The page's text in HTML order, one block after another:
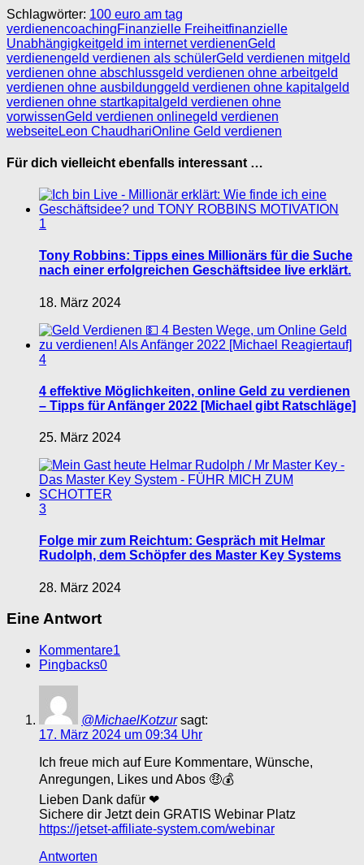
Schlagwörter: 100 euro am tag
verdienencoachingFinanzielle Freiheitfinanzielle
Unabhängigkeitgeld im internet verdienenGeld
verdienengeld verdienen als schülerGeld verdienen mitgeld
verdienen ohne abschlussgeld verdienen ohne arbeitgeld
verdienen ohne ausbildunggeld verdienen ohne kapital geld
verdienen ohne startkapital geld verdienen ohne
vorwissenGeld verdienen onlinegeld verdienen
webseiteLeon ChaudhariOnline Geld verdienen
Für dich vielleicht ebenfalls interessant …
1
Tony Robbins: Tipps eines Millionärs für die Suche
nach einer erfolgreichen Geschäftsidee live erklärt.
18. März 2024
4
4 effektive Möglichkeiten, online Geld zu verdienen
– Tipps für Anfänger 2022 [Michael gibt Ratschläge]
25. März 2024
3
Folge mir zum Reichtum: Gespräch mit Helmar
Rudolph, dem Schöpfer des Master Key Systems
28. März 2024
Eine Antwort
Kommentare1
Pingbacks0
@MichaelKotzur sagt:
17. März 2024 um 09:34 Uhr
Ich freue mich auf Eure Kommentare, Wünsche,
Anregungen, Likes und Abos 🤑💰
Lieben Dank dafür ❤
Sichere dir Jetzt dein GRATIS Webinar Platz
https://jetset-affiliate-system.com/webinar
Antworten